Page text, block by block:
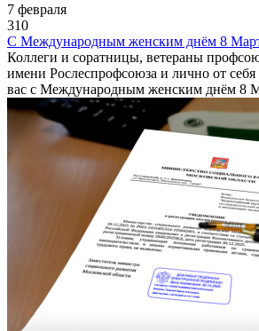
7 февраля
310
С Международным женским днём 8
Коллеги и соратницы, ветераны
имени Рослеспрофсоюза и лично от
вас с Международным женским днём 8